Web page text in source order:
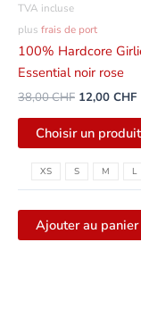
TVA incluse
plus frais de port
100% Hardcore
Essential noir rose
38,00CHF 12,00 CHF
Choisir un produit
XS S M L
Ajouter au panier